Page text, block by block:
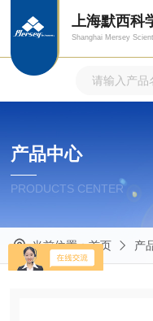
上海默西科
Shanghai Mersey
产品中心
PRODUCTS CENTER
当前位置：首页 产